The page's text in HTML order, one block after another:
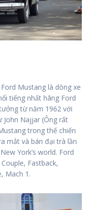
Mustang là dòng xe
tiếng nhất hãng Ford
từ năm 1962 với
Najjar (Ông rất
trong thế chiến
mắt và bán đại trà lần
York’s world. Ford
Fastback,
Mach 1.